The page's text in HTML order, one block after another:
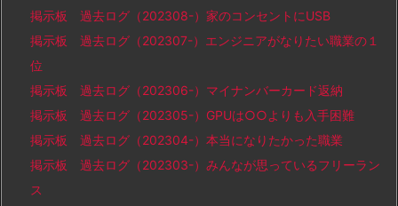
掲示板 過去ログ（202308-）家のコンセントにUSB
掲示板 過去ログ（202307-）エンジニアがなりたい職業の１
位
掲示板 過去ログ（202306-）マイナンバーカード返納
掲示板 過去ログ（202305-）GPUは○○よりも入手困難
掲示板 過去ログ（202304-）本当になりたかった職業
掲示板 過去ログ（202303-）みんなが思っているフリーラン
ス